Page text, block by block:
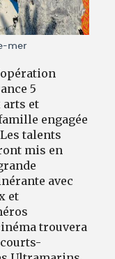
mer
5
arts et
engagée
talents
mis en
avec
et
trouvera